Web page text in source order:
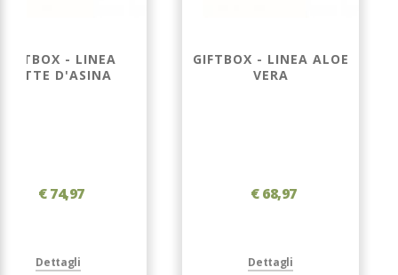
GIFTBOX - LINEA
LATTE D'ASINA
€ 74,97
Dettagli
GIFTBOX - LINEA ALOE
VERA
€ 68,97
Dettagli